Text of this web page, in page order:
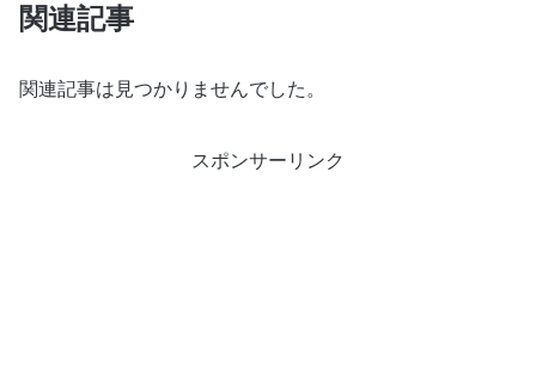
関連記事
関連記事は見つかりませんでした。
スポンサーリンク